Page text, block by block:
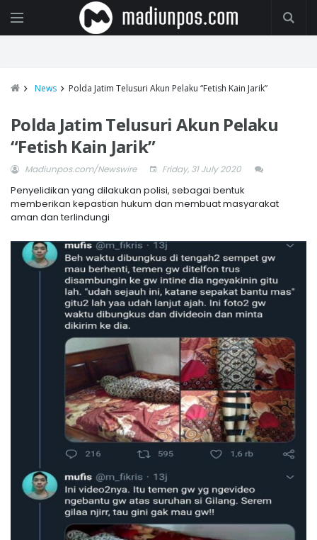
News Polda Jatim Telusuri Akun Pelaku “Fetish Kain Jarik”
Polda Jatim Telusuri Akun Pelaku
“Fetish Kain Jarik”
Madiunpos.com/Newswire Friday, 31 July 2020
Penyelidikan yang dilakukan polisi, sebagai bentuk
memberikan kepastian hukum dan membuat masyarakat
aman dan terlindungi